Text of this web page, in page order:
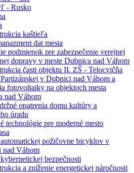
- Rusko
kaštieľa
dat mesta
podmienok pre zabezpečenie verejnej
dopravy v meste Dubnica nad Váhom
časti objektu II. ZŠ - Telocvičňa
v Dubnici nad Váhom a
fotovoltaiky na objektoch mesta
nad Váhom
opatrenia domu kultúry a
úradu
technológie pre moderné mesto
automatickej požičovne bicyklov v
nad Váhom
bezpečnosti
a zníženie energetickej náročnosti